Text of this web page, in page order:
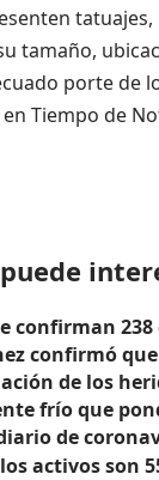
tamaño,
porte de
Tiempo de
confirman
confirmó
de los
frío que
de
activos son